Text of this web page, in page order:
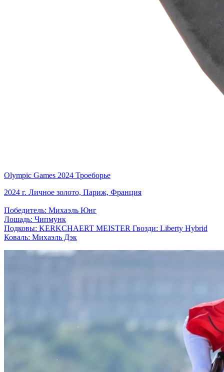
Olympic Games 2024 Троеборье
2024 г. Личное золото, Париж, Франция
Победитель: Михаэль Юнг
Лошадь: Чипмунк
Подковы: KERKCHAERT MEISTER Гвозди: Liberty Hybrid
Коваль: Михаэль Дэк